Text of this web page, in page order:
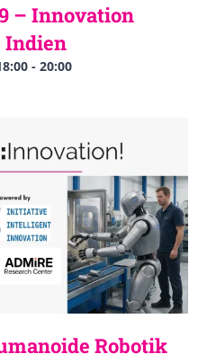
– Innovation
Indien
- 20:00
Robotik